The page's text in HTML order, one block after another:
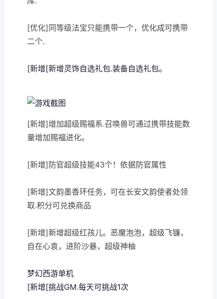
[优化]同等级法宝只能携带一个，优化成可携带
二个.
[新增[新增灵饰自选礼包.装备自选礼包。
[新增]增加超级赐福系.召唤兽可通过携带技能数
量增加赐福进化。
[新增]防官超级技能43个！依据防官属性
[新增]文韵墨香环任务，可在长安文韵使者处领
取.积分可兑换商品
[新增]新增超级红孩儿。恶魔泡泡，超级飞镰，
自在心袁，进阶沙暴，超级神柚
梦幻西游单机
[新增[挑战GM.每天可挑战1次